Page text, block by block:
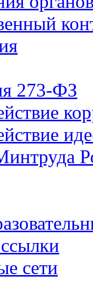
273-ФЗ
сети